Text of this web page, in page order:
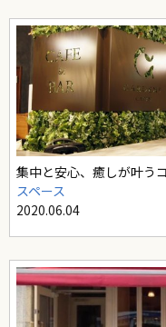
集中と安心、癒しが叶
スペース
2020.06.04